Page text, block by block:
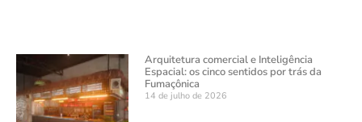
Arquitetura comercial e Inteligência
Espacial: os cinco sentidos por trás da
Fumaçônica
14 de julho de 2026